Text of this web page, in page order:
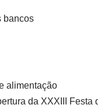
bancos
alimentação
da XXXIII Festa